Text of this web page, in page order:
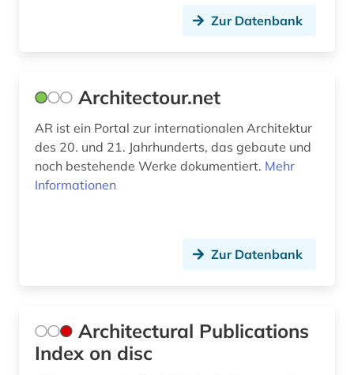
filmgeschichte (1)
folklore (1)
fortifikation (1)
Zur Datenbank
Architectour.net
AR ist ein Portal zur internationalen Architektur
des 20. und 21. Jahrhunderts, das gebaute und
noch bestehende Werke dokumentiert. Mehr
Informationen
Zur Datenbank
Architectural Publications
Index on disc